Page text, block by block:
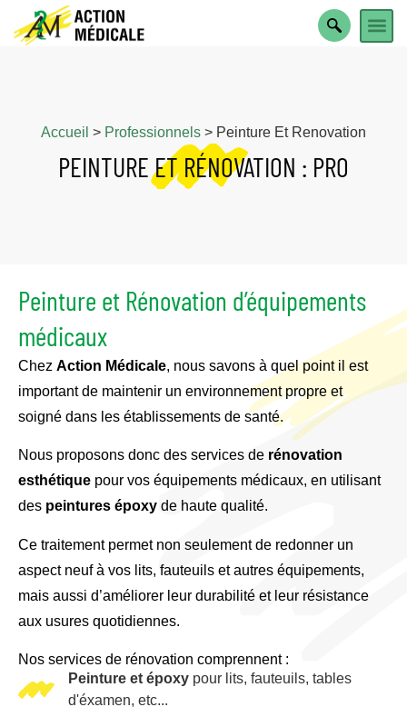
Accueil > Professionnels > Peinture Et Renovation
PEINTURE ET RÉNOVATION : PRO
Peinture et Rénovation d’équipements
médicaux
Chez Action Médicale, nous savons à quel point il est
important de maintenir un environnement propre et
soigné dans les établissements de santé.
Nous proposons donc des services de rénovation
esthétique pour vos équipements médicaux, en utilisant
des peintures époxy de haute qualité.
Ce traitement permet non seulement de redonner un
aspect neuf à vos lits, fauteuils et autres équipements,
mais aussi d’améliorer leur durabilité et leur résistance
aux usures quotidiennes.
Nos services de rénovation comprennent :
Peinture et époxy pour lits, fauteuils, tables
d'éxamen, etc...